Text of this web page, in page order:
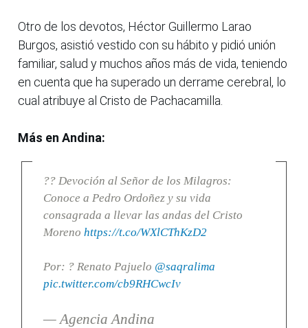
Otro de los devotos, Héctor Guillermo Larao
Burgos, asistió vestido con su hábito y pidió unión
familiar, salud y muchos años más de vida, teniendo
en cuenta que ha superado un derrame cerebral, lo
cual atribuye al Cristo de Pachacamilla.
Más en Andina:
?? Devoción al Señor de los Milagros:
Conoce a Pedro Ordoñez y su vida
consagrada a llevar las andas del Cristo
Moreno https://t.co/WXlCThKzD2
Por: ? Renato Pajuelo @saqralima
pic.twitter.com/cb9RHCwcIv
— Agencia Andina